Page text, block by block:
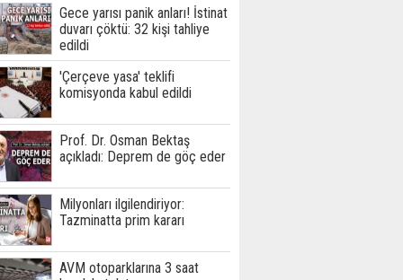
Gece yarısı panik anları! İstinat
duvarı çöktü: 32 kişi tahliye
edildi
'Çerçeve yasa' teklifi
komisyonda kabul edildi
Prof. Dr. Osman Bektaş
açıkladı: Deprem de göç eder
Milyonları ilgilendiriyor:
Tazminatta prim kararı
AVM otoparklarına 3 saat